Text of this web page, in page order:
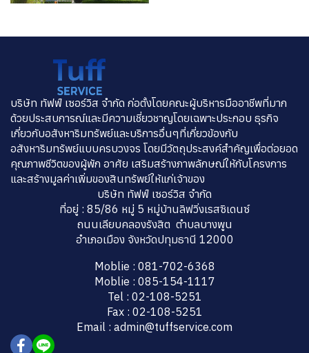
บริษัท ทัฟฟ์ เซอร์วิส จำกัด ก่อตั้งโดยคณะผู้บริหารมืออาชีพที่มาก
ด้วยประสบการณ์และมีความเชี่ยวชาญโดยเฉพาะประกอบ ธุรกิจ
เกี่ยวกับอสังหาริมทรัพย์และบริการอื่นๆที่เกี่ยวข้องกับ
อสังหาริมทรัพย์แบบครบวงจร โดยมีวัตถุประสงค์สำคัญเพื่อต่อยอด
คุณภาพชีวิตของผู้พัก อาศัย เสริมสร้างภาพลักษณ์ให้กับโครงการ
และสร้างมูลค่าเพิ่มของสินทรัพย์ให้แก่เจ้าของ
บริษัท ทัฟฟ์ เซอร์วิส จำกัด
ที่อยู่ : 85/86 หมู่ 5 หมู่บ้านลิฟวิ่งเรสซิเดนซ์
ถนนเลียบคลองรังสิต ตำบลบางพูน
อำเภอเมือง จังหวัดปทุมธานี 12000
Moblie : 081-702-6368
Moblie : 085-154-1117
Tel : 02-108-5251
Fax : 02-108-5251
Email : admin@tuffservice.com